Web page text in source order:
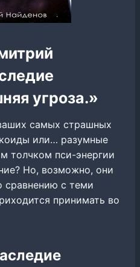
угроза.»
самых страшных
или… разумные
толчком пси-энергии
Но, возможно, они
сравнению с теми
принимать во